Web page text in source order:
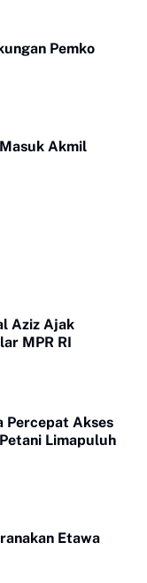
Pemko
Akmil
Aziz Ajak
MPR RI
Percepat Akses
Limapuluh
Etawa